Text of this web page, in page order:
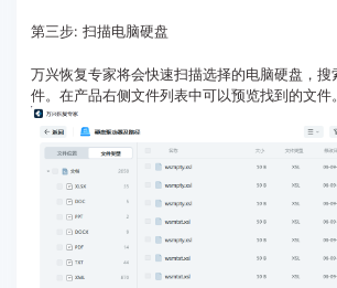
第三步: 扫描电脑硬盘
万兴恢复专家将会快速扫描选择的电脑硬盘，搜
件。在产品右侧文件列表中可以预览找到的文件。